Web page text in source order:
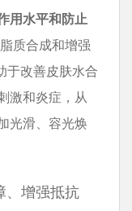
用水平和防止
质合成和增强
于改善皮肤水合
激和炎症，从
光滑、容光焕
、增强抵抗